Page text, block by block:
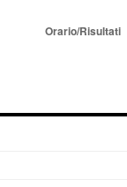
Orario/Risultati